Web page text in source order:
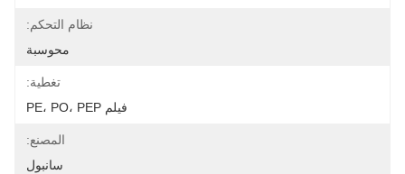
نظام التحكم:
محوسبة
تغطية:
فيلم PE، PO، PEP
المصنع:
سانبول